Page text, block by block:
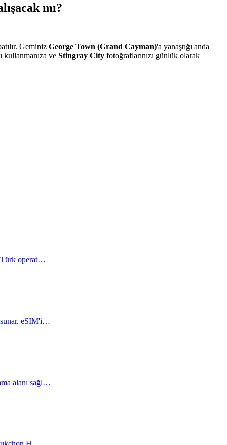
mı?
Geminiz George Town (Grand Cayman)'a yanaştığı anda
kullanmanıza ve Stingray City fotoğraflarınızı günlük olarak
Türk operat…
sunar. eSIM'i…
alanı sağl…